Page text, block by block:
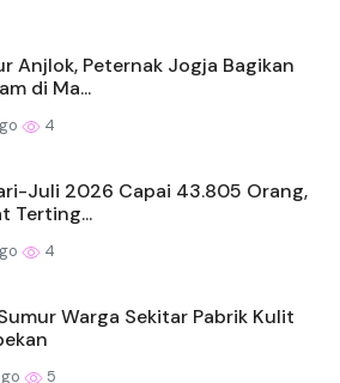
Anjlok, Peternak Jogja Bagikan
di Ma...
4
Juli 2026 Capai 43.805 Orang,
Terting...
4
Warga Sekitar Pabrik Kulit
5